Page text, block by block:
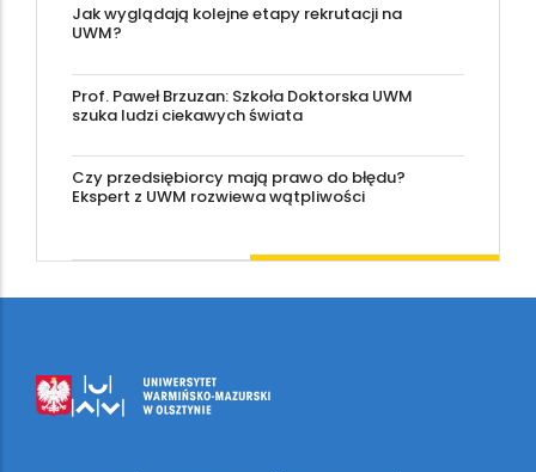
Jak wyglądają kolejne etapy rekrutacji na
UWM?
Prof. Paweł Brzuzan: Szkoła Doktorska UWM
szuka ludzi ciekawych świata
Czy przedsiębiorcy mają prawo do błędu?
Ekspert z UWM rozwiewa wątpliwości